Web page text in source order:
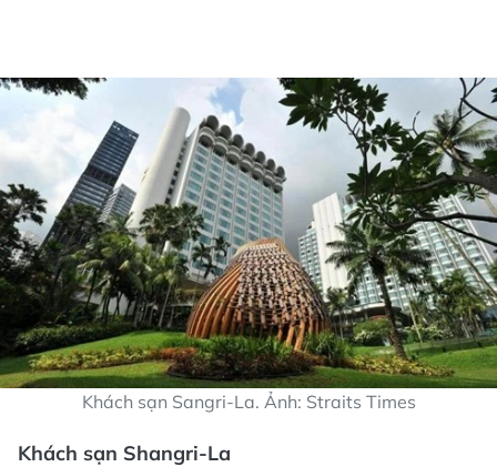
Khách sạn Sangri-La. Ảnh: Straits Times
Khách sạn Shangri-La